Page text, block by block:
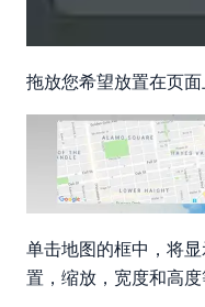
拖放您希望放置在页面
单击地图的框中，将
置，缩放，宽度和高度